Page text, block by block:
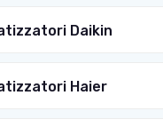
Daikin
Haier